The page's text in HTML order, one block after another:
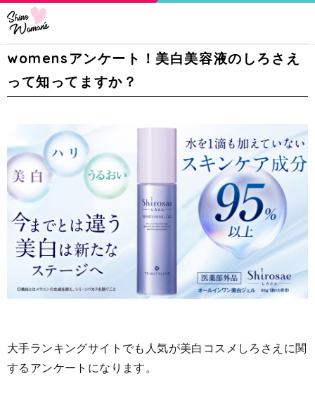
womensアンケート！美白美容液のしろさえ
って知ってますか？
大手ランキングサイトでも人気が美白コスメしろさえに関
するアンケートになります。